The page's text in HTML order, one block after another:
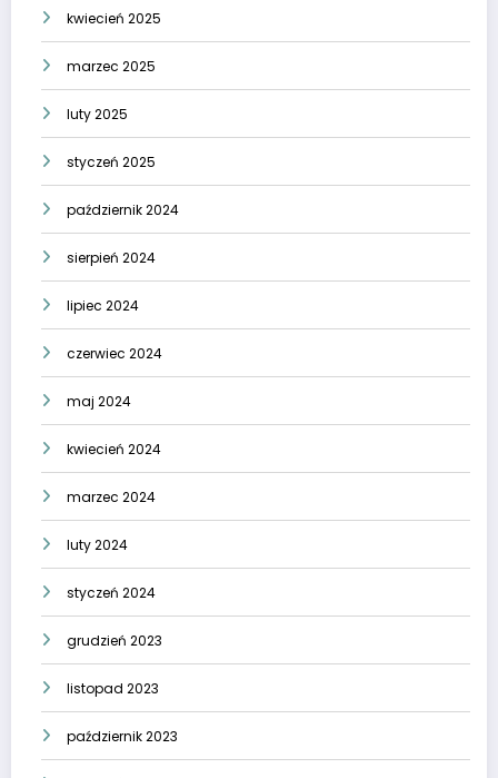
kwiecień 2025
marzec 2025
luty 2025
styczeń 2025
październik 2024
sierpień 2024
lipiec 2024
czerwiec 2024
maj 2024
kwiecień 2024
marzec 2024
luty 2024
styczeń 2024
grudzień 2023
listopad 2023
październik 2023